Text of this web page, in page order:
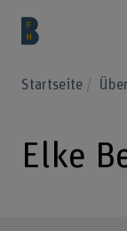
Startseite
Elke